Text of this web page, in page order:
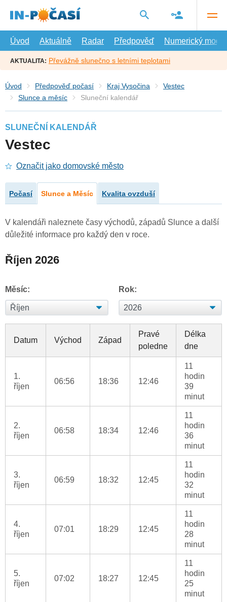
hlavní
Úvod
Aktuálně Radar Předpověď Numerický model
AKTUALITA: Převážně slunečno s letními teplotami
Úvod Předpověď počasí Kraj Vysočina
Vestec
Slunce a měsíc
Sluneční kalendář
SLUNEČNÍ KALENDÁŘ
Vestec
Označit jako domovské město
Počasí Slunce a Měsíc Kvalita ovzduší
V kalendáři naleznete časy východů, západů Slunce a další
důležité informace pro každý den v roce.
Říjen 2026
Měsíc: Rok:
Datum Východ Západ
Pravé
poledne
Délka
dne
1.
říjen
06:56 18:36 12:46
11
hodin
39
minut
2.
říjen
06:58 18:34 12:46
11
hodin
36
minut
3.
říjen
06:59 18:32 12:45
11
hodin
32
minut
4.
říjen
07:01 18:29 12:45
11
hodin
28
minut
5.
říjen
07:02 18:27 12:45
11
hodin
25
minut